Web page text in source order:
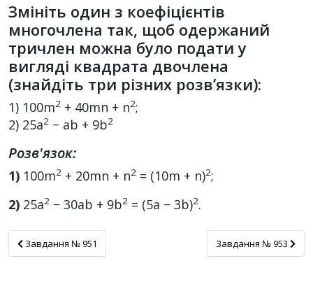
Змініть один з коефіцієнтів
многочлена так, щоб одержаний
тричлен можна було подати у
вигляді квадрата двочлена
(знайдіть три різних розв’язки):
1) 100m2 + 40mn + n2;
2) 25a2 − ab + 9b2
Розв'язок:
1) 100m2 + 20mn + n2 = (10m + n)2;
2) 25a2 − 30ab + 9b2 = (5a − 3b)2.
Завдання № 951
Завдання № 951 Завдання № 953
Завдання № 953